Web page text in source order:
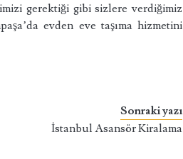
gerektiği gibi sizlere verdiğimiz
evden eve taşıma hizmetini
Sonraki yazı
İstanbul Asansör Kiralama